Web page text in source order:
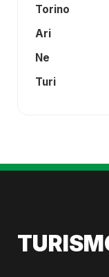
Torino
Ari
Ne
Turi